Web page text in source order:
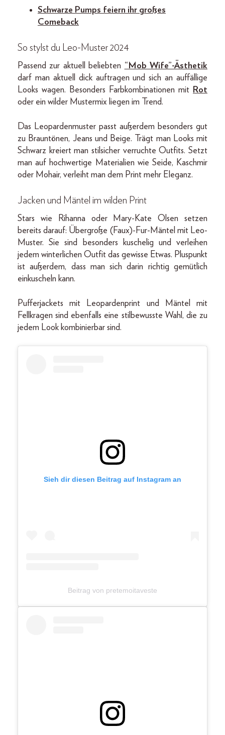
Schwarze Pumps feiern ihr großes
Comeback
So stylst du Leo-Muster 2024
Passend zur aktuell beliebten “Mob Wife”-Ästhetik
darf man aktuell dick auftragen und sich an auffällige
Looks wagen. Besonders Farbkombinationen mit Rot
oder ein wilder Mustermix liegen im Trend.
Das Leopardenmuster passt außerdem besonders gut
zu Brauntönen, Jeans und Beige. Trägt man Looks mit
Schwarz kreiert man stilsicher verruchte Outfits. Setzt
man auf hochwertige Materialien wie Seide, Kaschmir
oder Mohair, verleiht man dem Print mehr Eleganz.
Jacken und Mäntel im wilden Print
Stars wie Rihanna oder Mary-Kate Olsen setzen
bereits darauf: Übergroße (Faux)-Fur-Mäntel mit Leo-
Muster. Sie sind besonders kuschelig und verleihen
jedem winterlichen Outfit das gewisse Etwas. Pluspunkt
ist außerdem, dass man sich darin richtig gemütlich
einkuscheln kann.
Pufferjackets mit Leopardenprint und Mäntel mit
Fellkragen sind ebenfalls eine stilbewusste Wahl, die zu
jedem Look kombinierbar sind.
Sieh dir diesen Beitrag auf Instagram an
Beitrag von pretemoitaveste